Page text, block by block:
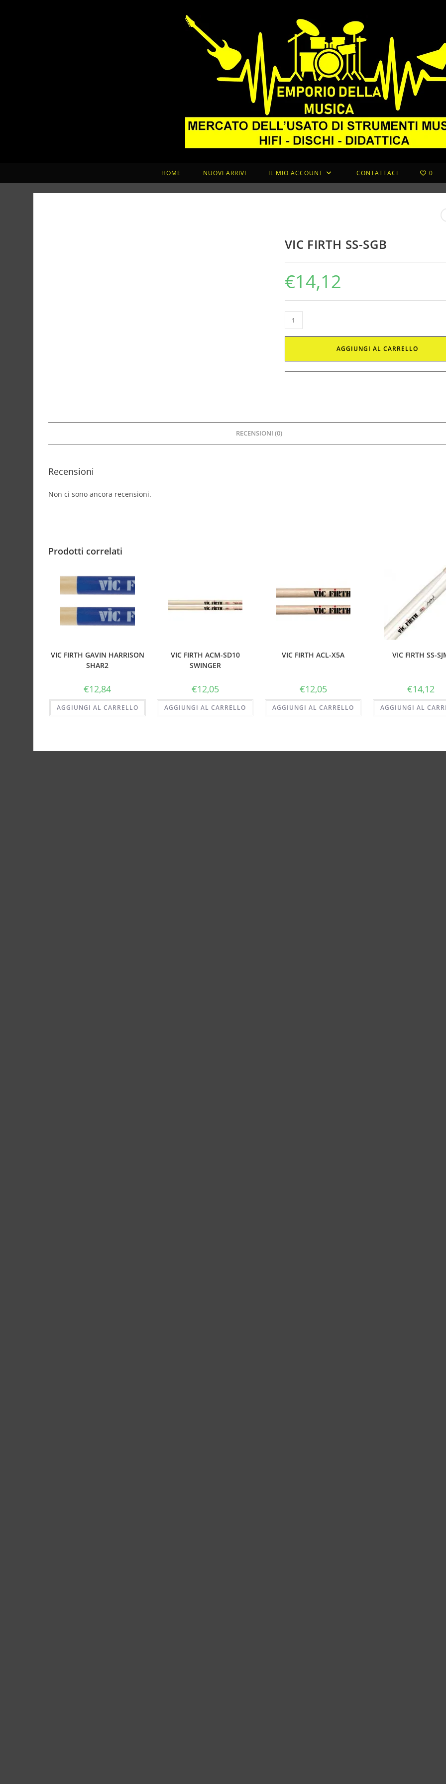
HOME NUOVI ARRIVI IL MIO ACCOUNT CONTATTACI 0
VIC FIRTH SS-SGB
€14,12
AGGIUNGI AL CARRELLO
RECENSIONI (0)
Recensioni
Non ci sono ancora recensioni.
Prodotti correlati
VIC FIRTH GAVIN HARRISON
SHAR2
€12,84
AGGIUNGI AL CARRELLO
VIC FIRTH ACM-SD10
SWINGER
€12,05
AGGIUNGI AL CARRELLO
VIC FIRTH ACL-X5A
€12,05
AGGIUNGI AL CARRELLO
VIC FIRTH SS-
€14,12
AGGIUNGI AL